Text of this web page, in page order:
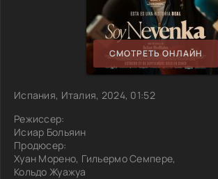
СМОТРЕТЬ ОНЛАЙН
Испания, Италия, 2024, 01:52
Режиссер:
Исиар Больяин
Продюсер:
Хуан Морено, Гильермо Семпере,
Кольдо Жуажуа